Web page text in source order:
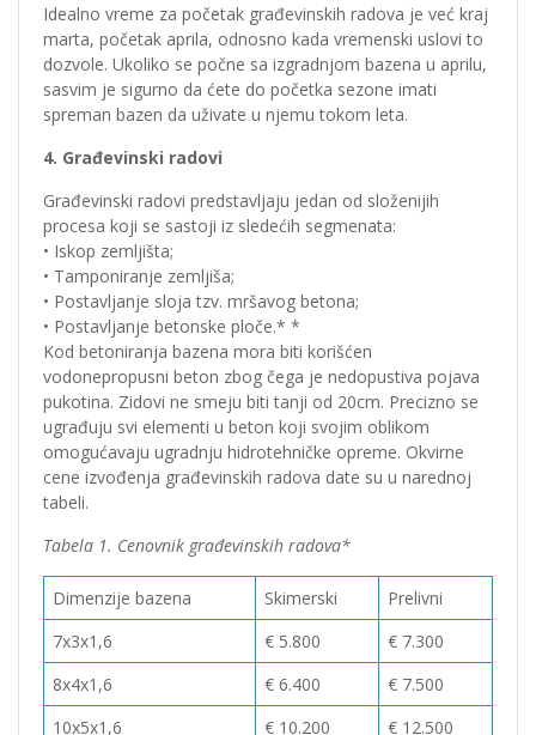
Idealno vreme za početak građevinskih radova je već kraj
marta, početak aprila, odnosno kada vremenski uslovi to
dozvole. Ukoliko se počne sa izgradnjom bazena u aprilu,
sasvim je sigurno da ćete do početka sezone imati
spreman bazen da uživate u njemu tokom leta.
4. Građevinski radovi
Građevinski radovi predstavljaju jedan od složenijih
procesa koji se sastoji iz sledećih segmenata:
• Iskop zemljišta;
• Tamponiranje zemljiša;
• Postavljanje sloja tzv. mršavog betona;
• Postavljanje betonske ploče.* *
Kod betoniranja bazena mora biti korišćen
vodonepropusni beton zbog čega je nedopustiva pojava
pukotina. Zidovi ne smeju biti tanji od 20cm. Precizno se
ugrađuju svi elementi u beton koji svojim oblikom
omogućavaju ugradnju hidrotehničke opreme. Okvirne
cene izvođenja građevinskih radova date su u narednoj
tabeli.
Tabela 1. Cenovnik građevinskih radova*
Dimenzije bazena Skimerski
Prelivni
7x3x1,6
€ 5.800
€ 7.300
8x4x1,6
€ 6.400
€ 7.500
10x5x1,6
€ 10.200
€ 12.500